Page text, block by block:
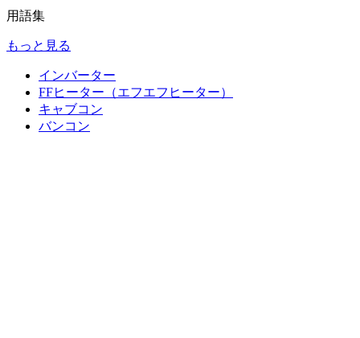
用語集
もっと見る
インバーター
FFヒーター（エフエフヒーター）
キャブコン
バンコン